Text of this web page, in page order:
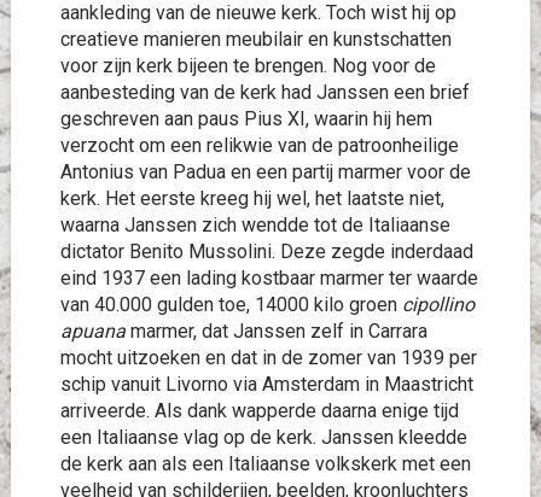
aankleding van de nieuwe kerk. Toch wist hij op
creatieve manieren meubilair en kunstschatten
voor zijn kerk bijeen te brengen. Nog voor de
aanbesteding van de kerk had Janssen een brief
geschreven aan paus Pius XI, waarin hij hem
verzocht om een relikwie van de patroonheilige
Antonius van Padua en een partij marmer voor de
kerk. Het eerste kreeg hij wel, het laatste niet,
waarna Janssen zich wendde tot de Italiaanse
dictator Benito Mussolini. Deze zegde inderdaad
eind 1937 een lading kostbaar marmer ter waarde
van 40.000 gulden toe, 14000 kilo groen cipollino
apuanamarmer, dat Janssen zelf in Carrara
mocht uitzoeken en dat in de zomer van 1939 per
schip vanuit Livorno via Amsterdam in Maastricht
arriveerde. Als dank wapperde daarna enige tijd
een Italiaanse vlag op de kerk. Janssen kleedde
de kerk aan als een Italiaanse volkskerk met een
veelheid van schilderijen, beelden, kroonluchters